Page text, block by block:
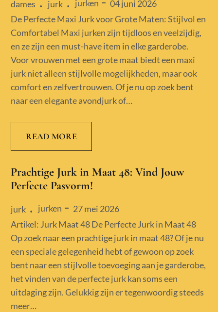
dames jurk jurken
Posted
on
04 juni 2026
De Perfecte Maxi Jurk voor Grote Maten: Stijlvol en
Comfortabel Maxi jurken zijn tijdloos en veelzijdig,
en ze zijn een must-have item in elke garderobe.
Voor vrouwen met een grote maat biedt een maxi
jurk niet alleen stijlvolle mogelijkheden, maar ook
comfort en zelfvertrouwen. Of je nu op zoek bent
naar een elegante avondjurk of…
READ MORE
Prachtige Jurk in Maat 48: Vind Jouw
Perfecte Pasvorm!
jurk jurken
Posted
on
27 mei 2026
Artikel: Jurk Maat 48 De Perfecte Jurk in Maat 48
Op zoek naar een prachtige jurk in maat 48? Of je nu
een speciale gelegenheid hebt of gewoon op zoek
bent naar een stijlvolle toevoeging aan je garderobe,
het vinden van de perfecte jurk kan soms een
uitdaging zijn. Gelukkig zijn er tegenwoordig steeds
meer…